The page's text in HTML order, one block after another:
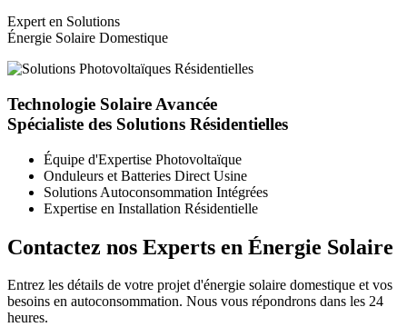
Expert en Solutions
Énergie Solaire Domestique
Technologie Solaire Avancée
Spécialiste des Solutions Résidentielles
Équipe d'Expertise Photovoltaïque
Onduleurs et Batteries Direct Usine
Solutions Autoconsommation Intégrées
Expertise en Installation Résidentielle
Contactez nos Experts en Énergie Solaire
Entrez les détails de votre projet d'énergie solaire domestique et vos
besoins en autoconsommation. Nous vous répondrons dans les 24
heures.